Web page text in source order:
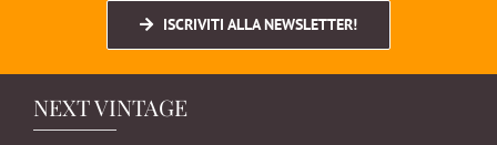
ISCRIVITI ALLA NEWSLETTER!
NEXT VINTAGE